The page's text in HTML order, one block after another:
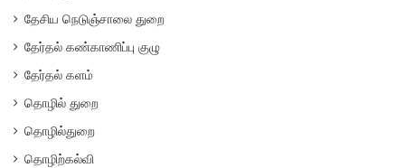
தேசிய நெடுஞ்சாலை துறை
தேர்தல் கண்காணிப்பு குழு
தேர்தல் களம்
தொழில் துறை
தொழில்துறை
தொழிற்கல்வி